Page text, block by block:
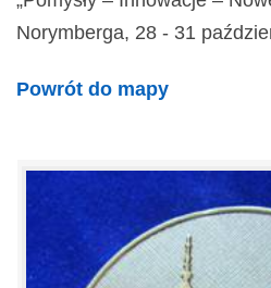
Norymberga, 28 - 31
Powrót do mapy